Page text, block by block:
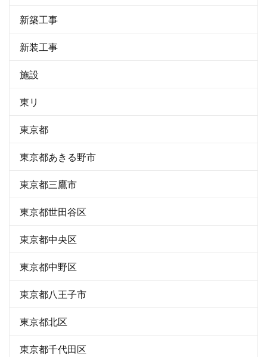
新築工事
新装工事
施設
東リ
東京都
東京都あきる野市
東京都三鷹市
東京都世田谷区
東京都中央区
東京都中野区
東京都八王子市
東京都北区
東京都千代田区